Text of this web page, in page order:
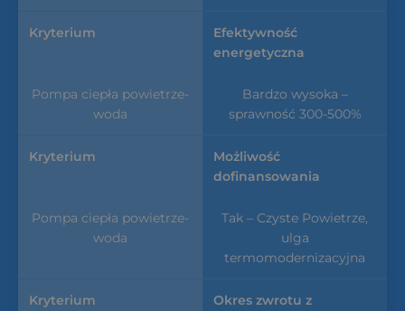
Efektywność
energetyczna
Bardzo wysoka –
sprawność 300-500%
Możliwość
dofinansowania
Tak – Czyste Powietrze,
ulga
termomodernizacyjna
Okres zwrotu z